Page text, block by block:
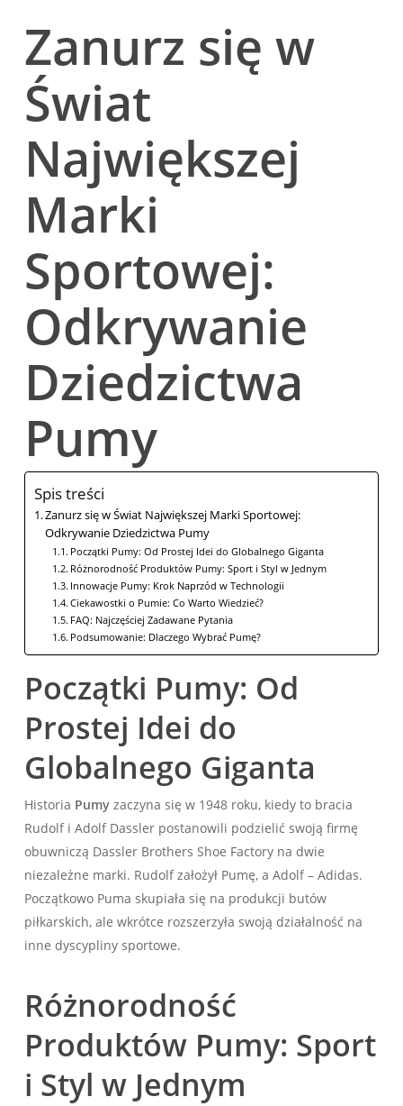
Zanurz się w
Świat
Największej
Marki
Sportowej:
Odkrywanie
Dziedzictwa
Pumy
Spis treści
Zanurz się w Świat Największej Marki Sportowej:
Odkrywanie Dziedzictwa Pumy
Początki Pumy: Od Prostej Idei do Globalnego Giganta
Różnorodność Produktów Pumy: Sport i Styl w Jednym
Innowacje Pumy: Krok Naprzód w Technologii
Ciekawostki o Pumie: Co Warto Wiedzieć?
FAQ: Najczęściej Zadawane Pytania
Podsumowanie: Dlaczego Wybrać Pumę?
Początki Pumy: Od
Prostej Idei do
Globalnego Giganta
Historia Pumyzaczyna się w 1948 roku, kiedy to bracia
Rudolf i Adolf Dassler postanowili podzielić swoją firmę
obuwniczą Dassler Brothers Shoe Factory na dwie
niezależne marki. Rudolf założył Pumę, a Adolf – Adidas.
Początkowo Puma skupiała się na produkcji butów
piłkarskich, ale wkrótce rozszerzyła swoją działalność na
inne dyscypliny sportowe.
Różnorodność
Produktów Pumy: Sport
i Styl w Jednym